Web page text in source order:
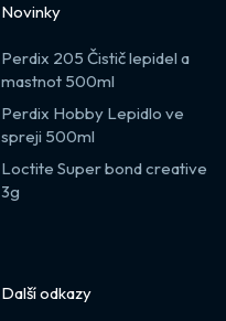
Novinky
Perdix 205 Čistič lepidel a
mastnot 500ml
Perdix Hobby Lepidlo ve
spreji 500ml
Loctite Super bond creative
3g
Další odkazy